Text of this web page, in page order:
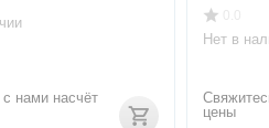
нами насчёт
Нет в
цены